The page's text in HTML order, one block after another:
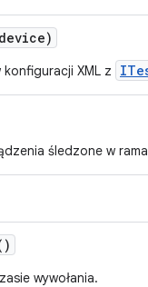
device)
XML z
śledzone w
wywołania.